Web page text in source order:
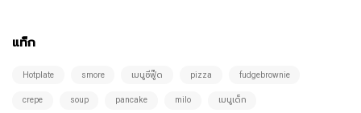
แท็ก
Hotplate smore เมนูซีฟู๊ด pizza fudgebrownie
crepe soup pancake milo เมนูเด็ก